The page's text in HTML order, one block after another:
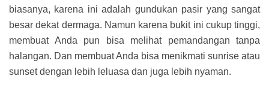
biasanya, karena ini adalah gundukan pasir yang sangat
besar dekat dermaga. Namun karena bukit ini cukup tinggi,
membuat Anda pun bisa melihat pemandangan tanpa
halangan. Dan membuat Anda bisa menikmati sunrise atau
sunset dengan lebih leluasa dan juga lebih nyaman.